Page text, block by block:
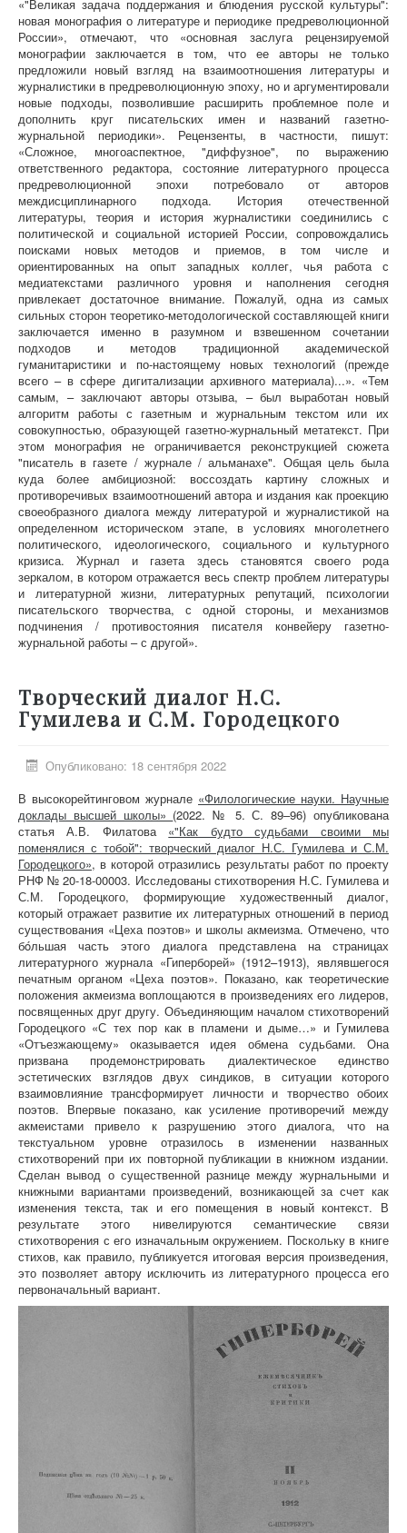
«"Великая задача поддержания и блюдения русской культуры":
новая монография о литературе и периодике предреволюционной
России», отмечают, что «основная заслуга рецензируемой
монографии заключается в том, что ее авторы не только
предложили новый взгляд на взаимоотношения литературы и
журналистики в предреволюционную эпоху, но и аргументировали
новые подходы, позволившие расширить проблемное поле и
дополнить круг писательских имен и названий газетно-
журнальной периодики». Рецензенты, в частности, пишут:
«Сложное, многоаспектное, "диффузное", по выражению
ответственного редактора, состояние литературного процесса
предреволюционной эпохи потребовало от авторов
междисциплинарного подхода. История отечественной
литературы, теория и история журналистики соединились с
политической и социальной историей России, сопровождались
поисками новых методов и приемов, в том числе и
ориентированных на опыт западных коллег, чья работа с
медиатекстами различного уровня и наполнения сегодня
привлекает достаточное внимание. Пожалуй, одна из самых
сильных сторон теоретико-методологической составляющей книги
заключается именно в разумном и взвешенном сочетании
подходов и методов традиционной академической
гуманитаристики и по-настоящему новых технологий (прежде
всего – в сфере дигитализации архивного материала)...». «Тем
самым, – заключают авторы отзыва, – был выработан новый
алгоритм работы с газетным и журнальным текстом или их
совокупностью, образующей газетно-журнальный метатекст. При
этом монография не ограничивается реконструкцией сюжета
"писатель в газете / журнале / альманахе". Общая цель была
куда более амбициозной: воссоздать картину сложных и
противоречивых взаимоотношений автора и издания как проекцию
своеобразного диалога между литературой и журналистикой на
определенном историческом этапе, в условиях многолетнего
политического, идеологического, социального и культурного
кризиса. Журнал и газета здесь становятся своего рода
зеркалом, в котором отражается весь спектр проблем литературы
и литературной жизни, литературных репутаций, психологии
писательского творчества, с одной стороны, и механизмов
подчинения / противостояния писателя конвейеру газетно-
журнальной работы – с другой».
Творческий диалог Н.С.
Гумилева и С.М. Городецкого
Опубликовано: 18 сентября 2022
В высокорейтинговом журнале «Филологические науки. Научные
доклады высшей школы» (2022. № 5. С. 89–96) опубликована
статья А.В. Филатова «"Как будто судьбами своими мы
поменялися с тобой": творческий диалог Н.С. Гумилева и С.М.
Городецкого», в которой отразились результаты работ по проекту
РНФ № 20-18-00003. Исследованы стихотворения Н.С. Гумилева и
С.М. Городецкого, формирующие художественный диалог,
который отражает развитие их литературных отношений в период
существования «Цеха поэтов» и школы акмеизма. Отмечено, что
бóльшая часть этого диалога представлена на страницах
литературного журнала «Гиперборей» (1912–1913), являвшегося
печатным органом «Цеха поэтов». Показано, как теоретические
положения акмеизма воплощаются в произведениях его лидеров,
посвященных друг другу. Объединяющим началом стихотворений
Городецкого «С тех пор как в пламени и дыме…» и Гумилева
«Отъезжающему» оказывается идея обмена судьбами. Она
призвана продемонстрировать диалектическое единство
эстетических взглядов двух синдиков, в ситуации которого
взаимовлияние трансформирует личности и творчество обоих
поэтов. Впервые показано, как усиление противоречий между
акмеистами привело к разрушению этого диалога, что на
текстуальном уровне отразилось в изменении названных
стихотворений при их повторной публикации в книжном издании.
Сделан вывод о существенной разнице между журнальными и
книжными вариантами произведений, возникающей за счет как
изменения текста, так и его помещения в новый контекст. В
результате этого нивелируются семантические связи
стихотворения с его изначальным окружением. Поскольку в книге
стихов, как правило, публикуется итоговая версия произведения,
это позволяет автору исключить из литературного процесса его
первоначальный вариант.